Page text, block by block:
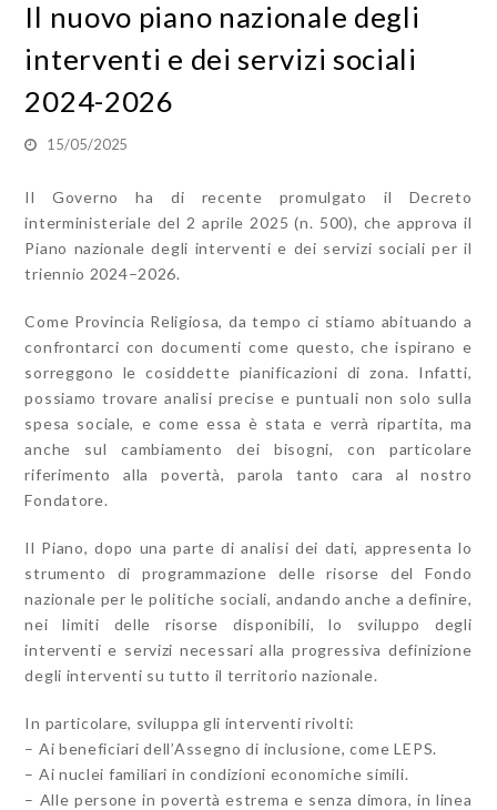
Il nuovo piano nazionale degli
interventi e dei servizi sociali
2024-2026
15/05/2025
Il Governo ha di recente promulgato il Decreto
interministeriale del 2 aprile 2025 (n. 500), che approva il
Piano nazionale degli interventi e dei servizi sociali per il
triennio 2024–2026.
Come Provincia Religiosa, da tempo ci stiamo abituando a
confrontarci con documenti come questo, che ispirano e
sorreggono le cosiddette pianificazioni di zona. Infatti,
possiamo trovare analisi precise e puntuali non solo sulla
spesa sociale, e come essa è stata e verrà ripartita, ma
anche sul cambiamento dei bisogni, con particolare
riferimento alla povertà, parola tanto cara al nostro
Fondatore.
Il Piano, dopo una parte di analisi dei dati, appresenta lo
strumento di programmazione delle risorse del Fondo
nazionale per le politiche sociali, andando anche a definire,
nei limiti delle risorse disponibili, lo sviluppo degli
interventi e servizi necessari alla progressiva definizione
degli interventi su tutto il territorio nazionale.
In particolare, sviluppa gli interventi rivolti:
– Ai beneficiari dell’Assegno di inclusione, come LEPS.
– Ai nuclei familiari in condizioni economiche simili.
– Alle persone in povertà estrema e senza dimora, in linea